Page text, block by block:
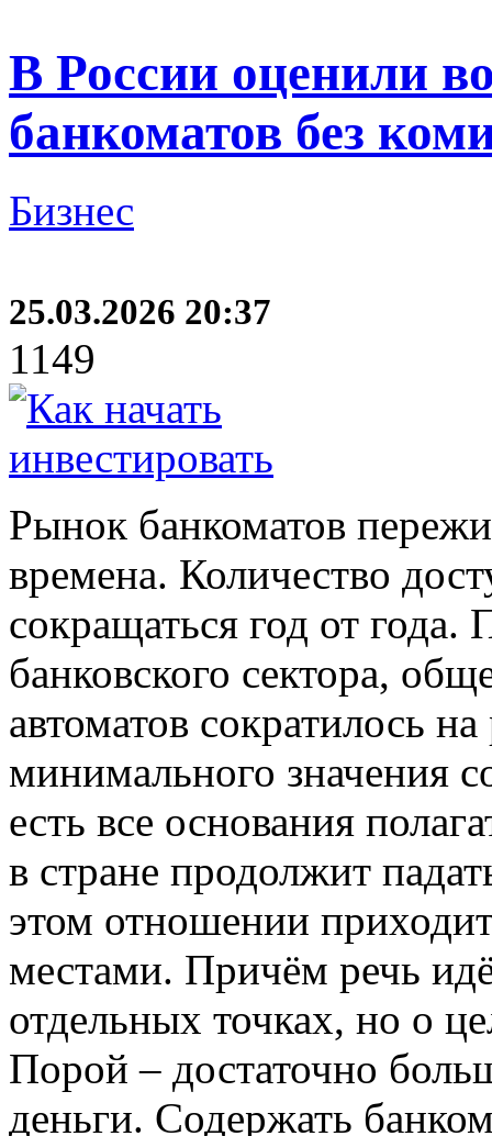
В России оценили
банкоматов без
Бизнес
25.03.2026 20:37
1149
Рынок банкоматов
времена. Количество
сокращаться год от года.
банковского сектора,
автоматов сократилось
минимального значения
есть все основания
в стране продолжит
этом отношении
местами. Причём речь
отдельных точках, но о
Порой – достаточно
деньги. Содержать